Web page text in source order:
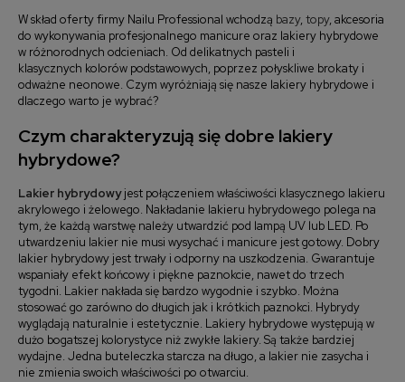
W skład oferty firmy Nailu Professional wchodzą bazy,topy, akcesoria
do wykonywania profesjonalnego manicure oraz lakiery hybrydowe
w różnorodnych odcieniach. Od delikatnych pasteli i
klasycznych kolorów podstawowych, poprzez połyskliwe brokaty i
odważne neonowe. Czym wyróżniają się nasze lakiery hybrydowe i
dlaczego warto je wybrać?
Czym charakteryzują się dobre lakiery
hybrydowe?
Lakier hybrydowyjest połączeniem właściwości klasycznego lakieru
akrylowego i żelowego. Nakładanie lakieru hybrydowego polega na
tym, że każdą warstwę należy utwardzić pod lampą UV lub LED. Po
utwardzeniu lakier nie musi wysychać i manicure jest gotowy. Dobry
lakier hybrydowy jest trwały i odporny na uszkodzenia. Gwarantuje
wspaniały efekt końcowy i piękne paznokcie, nawet do trzech
tygodni. Lakier nakłada się bardzo wygodnie i szybko. Można
stosować go zarówno do długich jak i krótkich paznokci. Hybrydy
wyglądają naturalnie i estetycznie. Lakiery hybrydowe występują w
dużo bogatszej kolorystyce niż zwykłe lakiery. Są także bardziej
wydajne. Jedna buteleczka starcza na długo, a lakier nie zasycha i
nie zmienia swoich właściwości po otwarciu.